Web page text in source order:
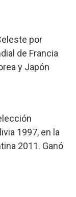
por
de Francia
y Japón
1997, en la
2011. Ganó